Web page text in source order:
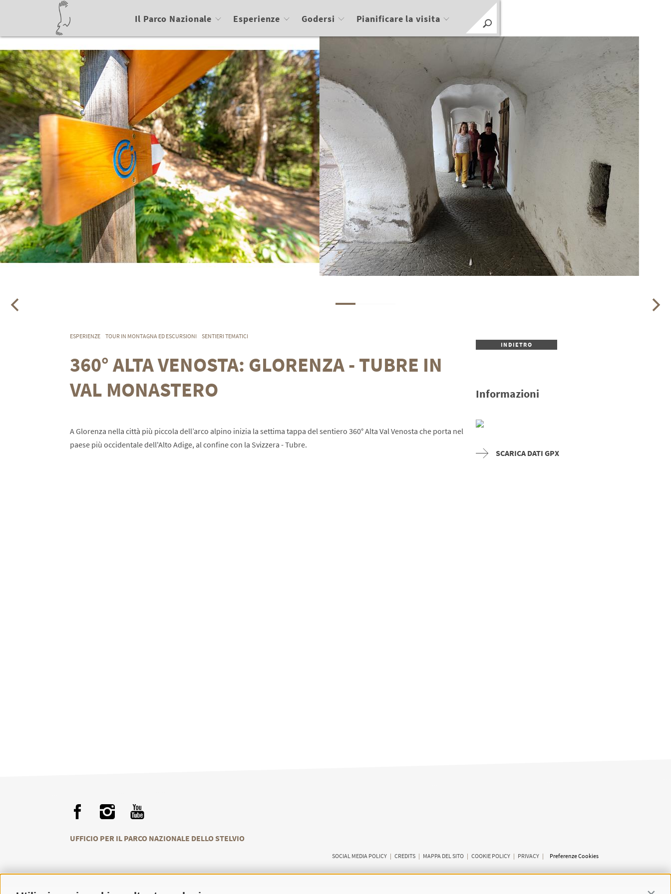
Il Parco Nazionale Esperienze Godersi Pianificare la visita
ESPERIENZE TOUR IN MONTAGNA ED ESCURSIONI SENTIERI TEMATICI
360° ALTA VENOSTA: GLORENZA - TUBRE IN
VAL MONASTERO
A Glorenza nella città più piccola dell’arco alpino inizia la settima tappa del sentiero 360° Alta Val Venosta che porta nel
paese più occidentale dell'Alto Adige, al confine con la Svizzera - Tubre.
INDIETRO
Informazioni
SCARICA DATI GPX
UFFICIO PER IL PARCO NAZIONALE DELLO STELVIO
SOCIAL MEDIA POLICY | CREDITS | MAPPA DEL SITO | COOKIE POLICY | PRIVACY | Preferenze Cookies